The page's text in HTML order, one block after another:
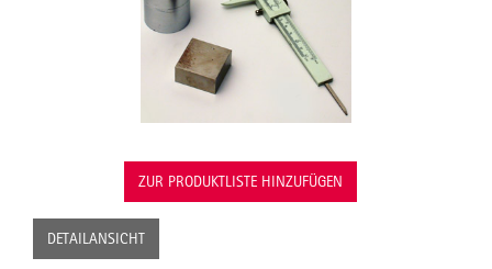
ZUR PRODUKTLISTE HINZUFÜGEN
DETAILANSICHT